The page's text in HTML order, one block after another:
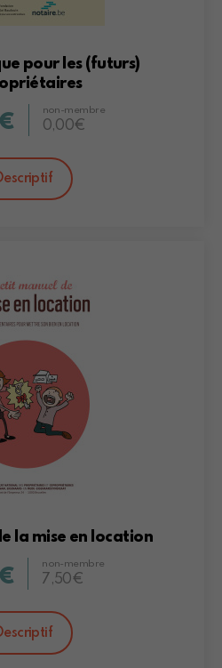
pour les (futurs)
non-membre
0,00€
la mise en location
non-membre
7,50€